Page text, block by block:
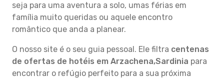
seja para uma aventura a solo, umas férias em
família muito queridas ou aquele encontro
romântico que anda a planear.
O nosso site é o seu guia pessoal. Ele filtra centenas
de ofertas de hotéis em Arzachena,Sardinia para
encontrar o refúgio perfeito para a sua próxima